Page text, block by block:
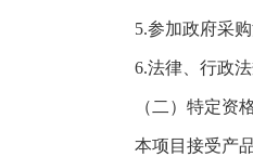
5.参加政府采
6.法律、行政
（二）特定资
本项目接受产